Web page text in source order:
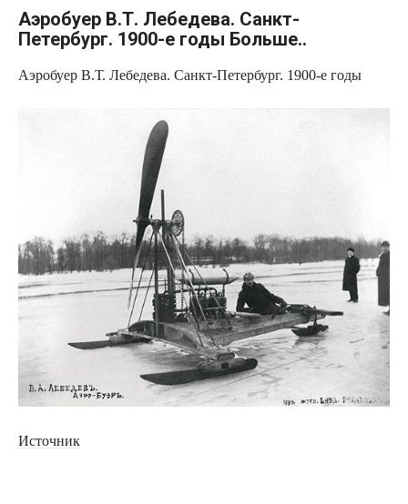
Аэробуер В.Т. Лебедева. Санкт-
Петербург. 1900-е годы Больше..
Аэробуер В.Т. Лебедева. Санкт-Петербург. 1900-е годы
Источник